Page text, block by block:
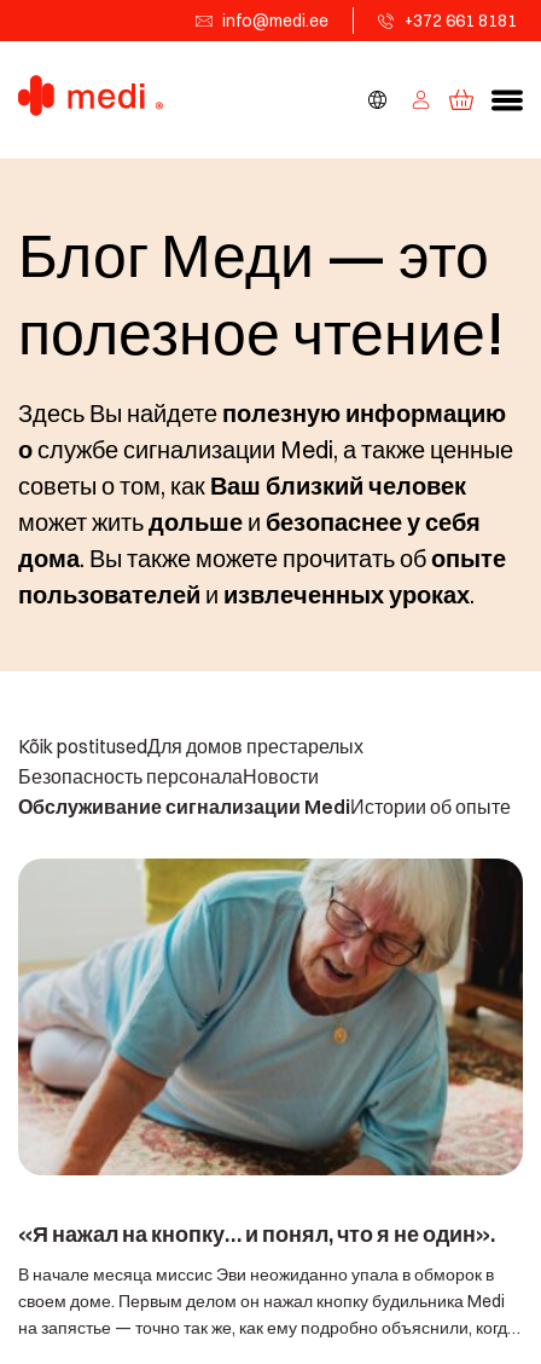
info@medi.ee +372 661 8181
Блог Меди — это
полезное чтение!
Здесь Вы найдете полезную информацию
ослужбе сигнализации Medi, а также ценные
советы о том, как Ваш близкий человек
может житьдольше и безопаснееу себя
дома. Вы также можете прочитать обопыте
пользователей и извлеченных уроках.
Kõik postitusedДля домов престарелых
Безопасность персоналаНовости
Обслуживание сигнализации MediИстории об опыте
«Я нажал на кнопку… и понял, что я не один».
В начале месяца миссис Эви неожиданно упала в обморок в
своем доме. Первым делом он нажал кнопку будильника Medi
на запястье — точно так же, как ему подробно объяснили, когда